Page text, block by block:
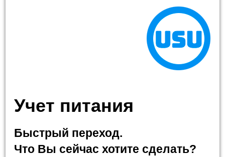
Учет питания
Быстрый переход.
Что Вы сейчас хотите сделать?